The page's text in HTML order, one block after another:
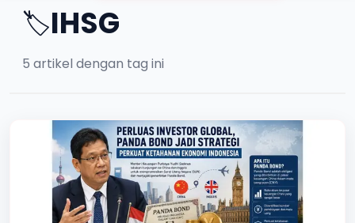
🏷️IHSG
5 artikel dengan tag ini